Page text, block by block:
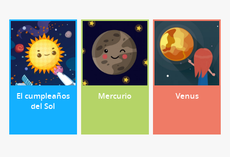
El cumpleaños
del Sol
Mercurio Venus